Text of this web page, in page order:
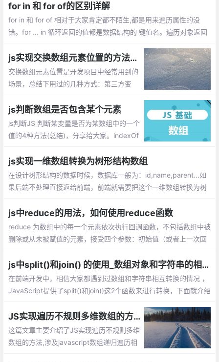
for in 和 for of的区别详解
for in 和 for of 相对于大家肯定都不陌生,都是用来遍历属性的没
错。for ... in 循环返回的值都是数据结构的 键值名。遍历对象返回
获取一对键值对中的值,而 for in 获取的是 键名
js实现交换数组元素位置的方法总汇
交换数组元素位置是开发项目中经常用到的
场景，总结下用过的几种方式：第三方变
js判断数组是否包含某个元素
js判断JS 判断某变量是否为某数组中的一个
值的4种方法(总结)，分享给大家。indexOf
判断
js实现一维数组转换为树形结构数组
在设计树形结构的数据时候，数据库一般为：id,name,parent...如
果后端不处理直接返给前端，前端就需要把这个一维数组转换为树
构数组。
js中reduce的用法，如何使用reduce函数
reduce 为数组中的每一个元素依次执行回调函数，不包括数组中被
删除或从未被赋值的元素，接受四个参数：初始值（或者上一次回
js中split()和join() 的使用_数组对象和字符串的相互转换
在前端开发中，相信大家都遇到过数组和字符串相互转换的情况 ，
JavaScript提供了split()和join()这2个函数来进行转换，下面就介绍
JS实现遍历不规则多维数组的方法
这篇文章主要介绍了JS实现遍历不规则多维
数组的方法,涉及javascript数组递归遍历相